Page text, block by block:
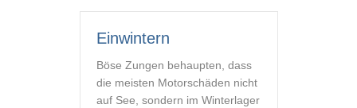
Einwintern
Böse Zungen behaupten, dass
die meisten Motorschäden nicht
auf See, sondern im Winterlager